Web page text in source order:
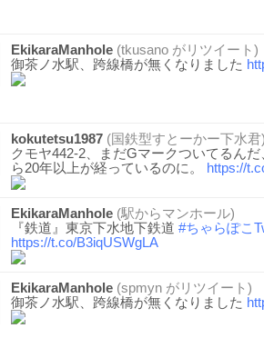
EkikaraManhole (tkusano がリツイート)
御茶ノ水駅、跨線橋が無くなりました
kokutetsu1987 (国鉄型すとーかー下水君
クモヤ442-2、まだGマークついてるん
ら20年以上が経っているのに。
https://
EkikaraManhole (駅からマンホール)
『鉄道』東京下水地下鉄道 #ちゃらぽこ
https://t.co/B3iqUSWgLA
EkikaraManhole (spmyn がリツイート)
御茶ノ水駅、跨線橋が無くなりました